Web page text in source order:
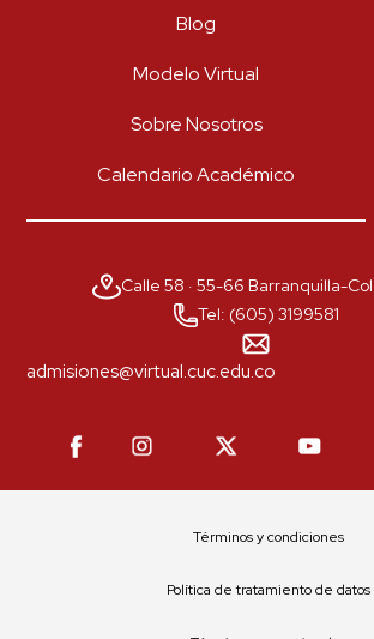
Correo
Número celular *
Enviar
Blog
Modelo Virtual
Sobre Nosotros
Calendario Académico
Calle 58 · 55-66 Barranquilla-
Tel: (605) 3199581
admisiones@virtual.cuc.edu.co
Términos y condiciones
Política de tratamiento de datos